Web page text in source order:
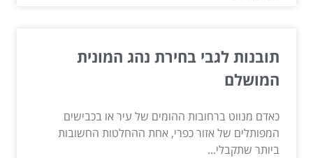
תובנות לגבי בחירת נהג המונית
המושלם
כאדם מנווט ברחובות ההומים של עיר או בכבישים
המפותלים של אזור כפרי, אחת ההחלטות החשובות
ביותר שתקבלי...